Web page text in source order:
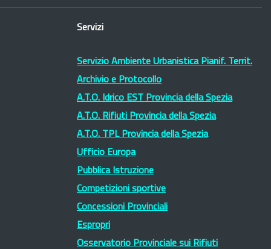
Servizi
Servizio Ambiente Urbanistica Pianif. Territ.
Archivio e Protocollo
A.T.O. Idrico EST Provincia della Spezia
A.T.O. Rifiuti Provincia della Spezia
A.T.O. TPL Provincia della Spezia
Ufficio Europa
Pubblica Istruzione
Competizioni sportive
Concessioni Provinciali
Espropri
Osservatorio Provinciale sui Rifiuti